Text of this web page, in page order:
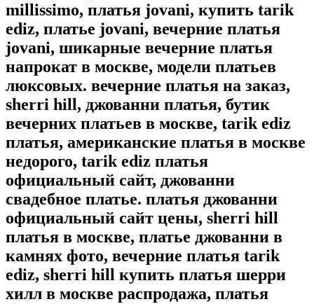
millissimo, платья jovani, купить tarik
ediz, платье jovani, вечерние платья
jovani, шикарные вечерние платья
напрокат в москве, модели платьев
люксовых. вечерние платья на заказ,
sherri hill, джованни платья, бутик
вечерних платьев в москве, tarik ediz
платья, американские платья в москве
недорого, tarik ediz платья
официальный сайт, джованни
свадебное платье. платья джованни
официальный сайт цены, sherri hill
платья в москве, платье джованни в
камнях фото, вечерние платья tarik
ediz, sherri hill купить платья шерри
хилл в москве распродажа, платья